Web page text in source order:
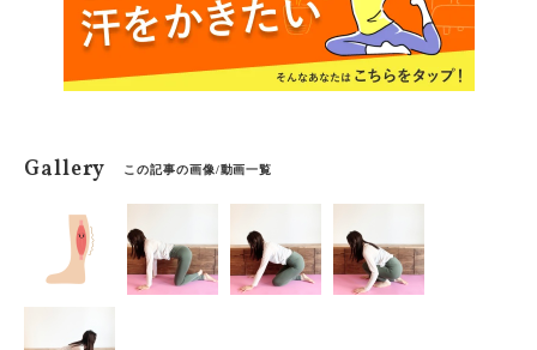
Gallery この記事の画像/動画一覧